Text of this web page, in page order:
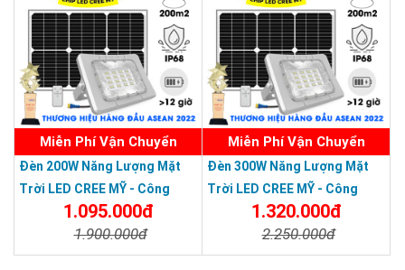
Miễn Phí Vận Chuyển
Đèn 200W Năng Lượng Mặt
Trời LED CREE MỸ - Công
Nghệ Mới Bảo Hành 3 Năm
1.095.000đ
1.900.000đ
Miễn Phí Vận Chuyển
Đèn 300W Năng Lượng Mặt
Trời LED CREE MỸ - Công
Nghệ Mới - Bảo Hành 3 Năm
1.320.000đ
2.250.000đ